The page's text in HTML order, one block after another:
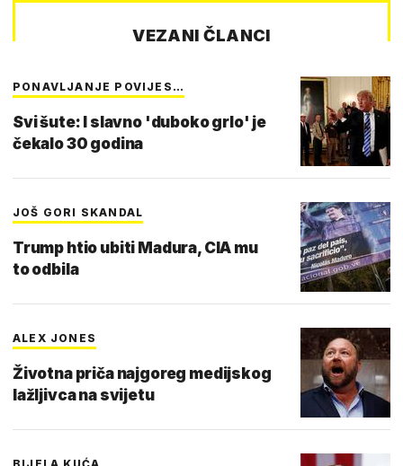
VEZANI ČLANCI
PONAVLJANJE POVIJES…
Svi šute: I slavno 'duboko grlo' je
čekalo 30 godina
JOŠ GORI SKANDAL
Trump htio ubiti Madura, CIA mu
to odbila
ALEX JONES
Životna priča najgoreg medijskog
lažljivca na svijetu